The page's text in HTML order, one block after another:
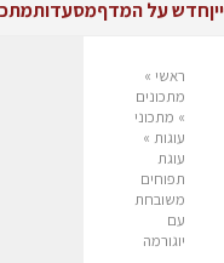
ייןחדש על המדףמסעדות
ראשי »
מתכונים
» מתכוני
עוגות »
עוגת
תפוחים
משובחת
עם
יוגורמה